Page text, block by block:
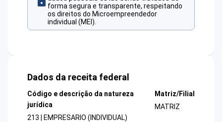
forma segura e transparente, respeitando
os direitos do Microempreendedor
individual (MEI).
Dados da receita federal
Código e descrição da natureza
jurídica
213 | EMPRESARIO (INDIVIDUAL)
Matriz/Filial
MATRIZ